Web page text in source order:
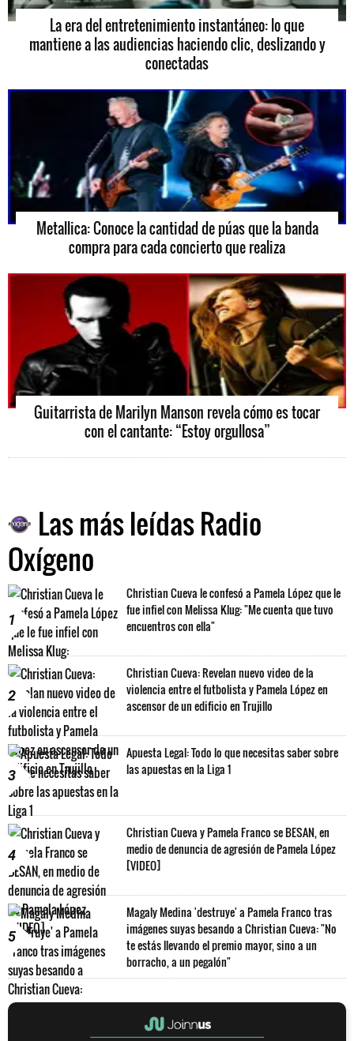
La era del entretenimiento instantáneo: lo que
mantiene a las audiencias haciendo clic, deslizando y
conectadas
Metallica: Conoce la cantidad de púas que la banda
compra para cada concierto que realiza
Guitarrista de Marilyn Manson revela cómo es tocar
con el cantante: “Estoy orgullosa”
Las más leídas Radio
Oxígeno
1
Christian Cueva le confesó a Pamela López que le
fue infiel con Melissa Klug: "Me cuenta que tuvo
encuentros con ella"
2
Christian Cueva: Revelan nuevo video de la
violencia entre el futbolista y Pamela López en
ascensor de un edificio en Trujillo
3
Apuesta Legal: Todo lo que necesitas saber sobre
las apuestas en la Liga 1
4
Christian Cueva y Pamela Franco se BESAN, en
medio de denuncia de agresión de Pamela López
[VIDEO]
5
Magaly Medina 'destruye' a Pamela Franco tras
imágenes suyas besando a Christian Cueva: "No
te estás llevando el premio mayor, sino a un
borracho, a un pegalón"